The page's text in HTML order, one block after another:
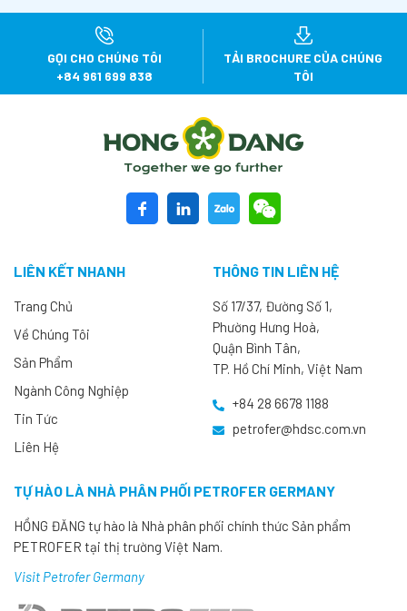
GỌI CHO CHÚNG TÔI
+84 961 699 838
TẢI BROCHURE CỦA CHÚNG
TÔI
LIÊN KẾT NHANH
Trang Chủ
Về Chúng Tôi
Sản Phẩm
Ngành Công Nghiệp
Tin Tức
Liên Hệ
THÔNG TIN LIÊN HỆ
Số 17/37, Đường Số 1,
Phường Hưng Hoà,
Quận Bình Tân,
TP. Hồ Chí Minh, Việt Nam
+84 28 6678 1188
petrofer@hdsc.com.vn
TỰ HÀO LÀ NHÀ PHÂN PHỐI PETROFER GERMANY
HỒNG ĐĂNG tự hào là Nhà phân phối chính thức Sản phẩm
PETROFER tại thị trường Việt Nam.
Visit Petrofer Germany